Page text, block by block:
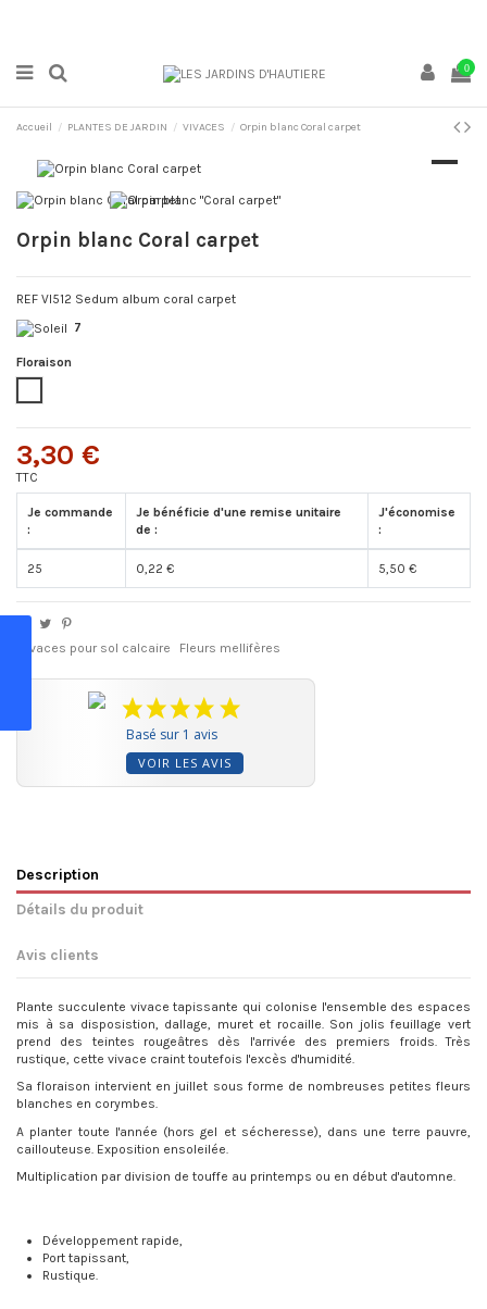
0
Accueil PLANTES DE JARDIN VIVACES Orpin blanc Coral carpet
Orpin blanc Coral carpet
REF VI512 Sedum album coral carpet
7
Floraison
3,30 €
TTC
Je commande
:
Je bénéficie d'une remise unitaire
de :
J'économise
:
25 0,22 € 5,50 €
Vivaces pour sol calcaire Fleurs mellifères
Basé sur 1 avis
VOIR LES AVIS
Description
Détails du produit
Avis clients
Plante succulente vivace tapissante qui colonise l'ensemble des espaces
mis à sa disposistion, dallage, muret et rocaille. Son jolis feuillage vert
prend des teintes rougeâtres dès l'arrivée des premiers froids. Très
rustique, cette vivace craint toutefois l'excès d'humidité.
Sa floraison intervient en juillet sous forme de nombreuses petites fleurs
blanches en corymbes.
A planter toute l'année (hors gel et sécheresse), dans une terre pauvre,
caillouteuse. Exposition ensoleilée.
Multiplication par division de touffe au printemps ou en début d'automne.
Développement rapide,
Port tapissant,
Rustique.